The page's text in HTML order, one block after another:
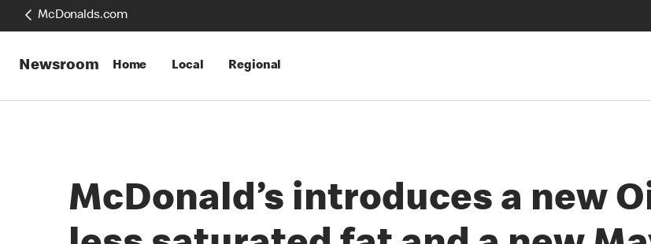
McDonalds.com
Newsroom Home Local Regional
McDonald’s introduces a new